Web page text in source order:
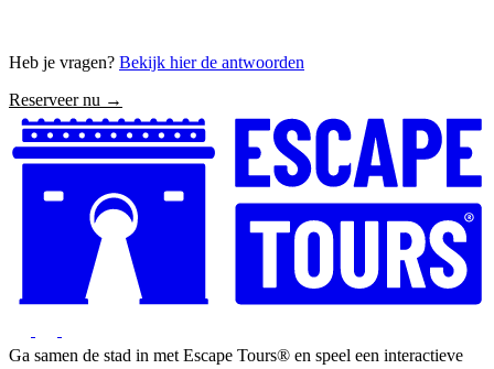
Heb je vragen? Bekijk hier de antwoorden
Reserveer nu →
Ga samen de stad in met Escape Tours® en speel een interactieve